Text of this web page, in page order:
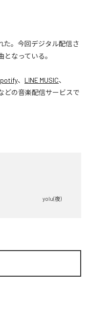
た。今回デジタル配信さ
となっている。
、 LINE MUSIC、
どの音楽配信サービスで
yolu(夜)